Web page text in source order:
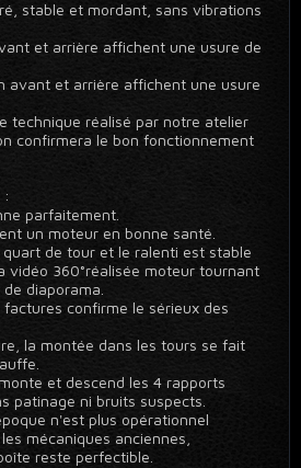
stable et mordant, sans vibrations
et arrière affichent une usure de
avant et arrière affichent une usure
technique réalisé par notre atelier
confirmera le bon fonctionnement
:
parfaitement.
un moteur en bonne santé.
quart de tour et le ralenti est stable
vidéo 360°réalisée moteur tournant
diaporama.
confirme le sérieux des
la montée dans les tours se fait
et descend les 4 rapports
patinage ni bruits suspects.
n'est plus opérationnel
mécaniques anciennes,
reste perfectible.